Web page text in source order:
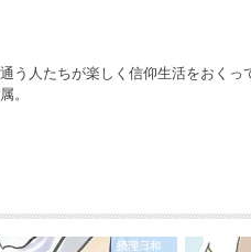
う人たちが楽しく信仰生活をおくっ
。
摂理日和